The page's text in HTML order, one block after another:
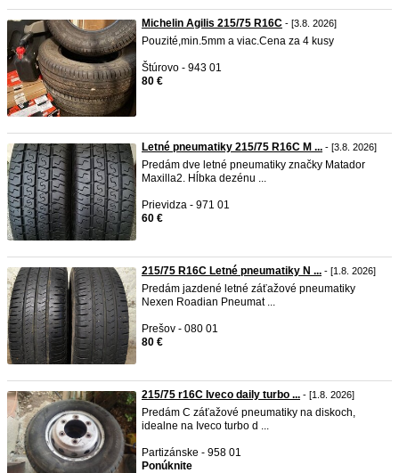
Michelin Agilis 215/75 R16C - [3.8. 2026]
Pouzité,min.5mm a viac.Cena za 4 kusy
Štúrovo - 943 01
80 €
Letné pneumatiky 215/75 R16C M ... - [3.8. 2026]
Predám dve letné pneumatiky značky Matador
Maxilla2. Hĺbka dezénu ...
Prievidza - 971 01
60 €
215/75 R16C Letné pneumatiky N ... - [1.8. 2026]
Predám jazdené letné záťažové pneumatiky
Nexen Roadian Pneumat ...
Prešov - 080 01
80 €
215/75 r16C Iveco daily turbo ... - [1.8. 2026]
Predám C záťažové pneumatiky na diskoch,
idealne na Iveco turbo d ...
Partizánske - 958 01
Ponúknite